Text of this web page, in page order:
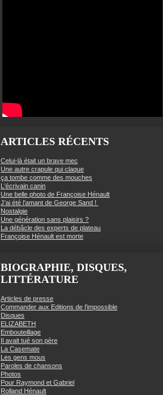
ARTICLES RÉCENTS
Celui-là était un brave mec
Une autre crapule qui claque
ça tombe comme des mouches
L'écrivain canin
Une belle photo de Françoise Hénault
J’ai été l’amant de George Sand !
Nostalgie
Une génération sans plaisirs ?
La débâcle des experts de plateau
Françoise Hénault est morte
BIOGRAPHIE, DISQUES,
LITTÉRATURE
Articles de presse
Commander aux Editions de l'impossible
Disques
ELIZABETH
Embouteillage
Il avait tué son père
La Casemate
Les gens mous
Paroles de chansons
Photos
Pour Raymond et Gabriel
Rolland Hénault